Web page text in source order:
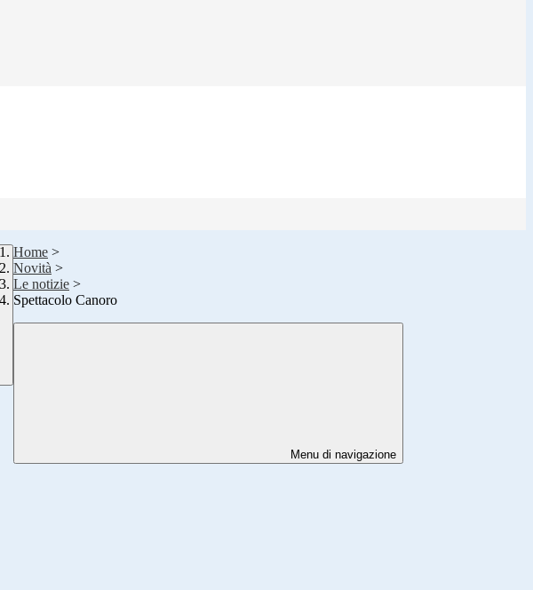
Home >
Novità >
Le notizie >
Spettacolo Canoro
Menu di navigazione